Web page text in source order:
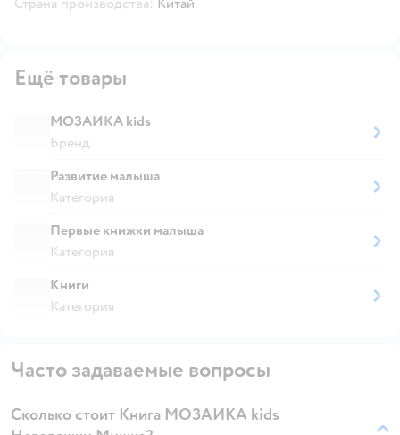
Ещё товары
МОЗАИКА kids
Бренд
Развитие малыша
Категория
Первые книжки малыша
Категория
Книги
Категория
Часто задаваемые вопросы
Сколько стоит Книга МОЗАИКА kids